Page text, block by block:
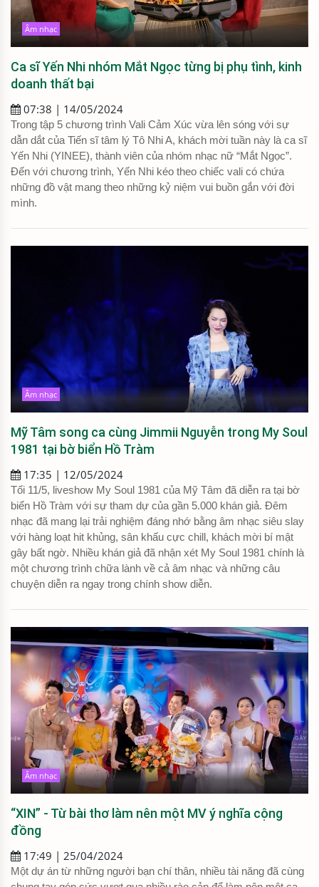
Âm nhạc
Ca sĩ Yến Nhi nhóm Mắt Ngọc từng bị phụ tình, kinh
doanh thất bại
07:38 | 14/05/2024
Trong tập 5 chương trình Vali Cảm Xúc vừa lên sóng với sự
dẫn dắt của Tiến sĩ tâm lý Tô Nhi A, khách mời tuần này là ca sĩ
Yến Nhi (YINEE), thành viên của nhóm nhạc nữ “Mắt Ngọc”.
Đến với chương trình, Yến Nhi kéo theo chiếc vali có chứa
những đồ vật mang theo những kỷ niệm vui buồn gắn với đời
mình.
Âm nhạc
Mỹ Tâm song ca cùng Jimmii Nguyễn trong My Soul
1981 tại bờ biển Hồ Tràm
17:35 | 12/05/2024
Tối 11/5, liveshow My Soul 1981 của Mỹ Tâm đã diễn ra tại bờ
biển Hồ Tràm với sự tham dự của gần 5.000 khán giả. Đêm
nhạc đã mang lại trải nghiệm đáng nhớ bằng âm nhạc siêu slay
với hàng loạt hit khủng, sân khấu cực chill, khách mời bí mật
gây bất ngờ. Nhiều khán giả đã nhận xét My Soul 1981 chính là
một chương trình chữa lành về cả âm nhạc và những câu
chuyện diễn ra ngay trong chính show diễn.
Âm nhạc
“XIN” - Từ bài thơ làm nên một MV ý nghĩa cộng
đồng
17:49 | 25/04/2024
Một dự án từ những người bạn chí thân, nhiều tài năng đã cùng